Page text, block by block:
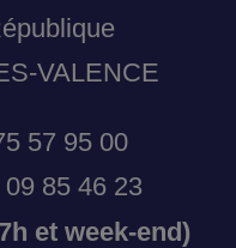
VALENCE
57 95 00
85 46 23
et week-end)